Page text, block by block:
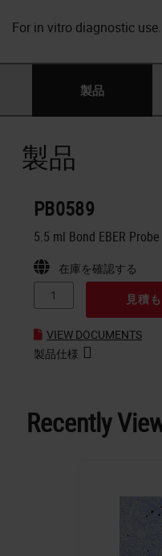
For in vitro diagnostic use.
製品
製品
PB0589
5.5 ml Bond EBER Probe
在庫を確認する
見積
VIEW DOCUMENTS
製品仕様
Recently